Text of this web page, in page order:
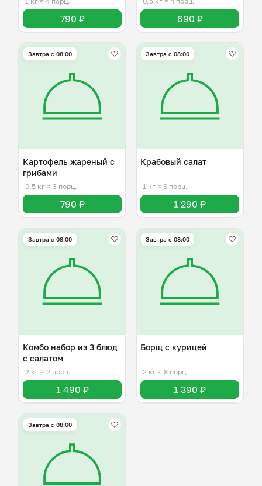
790 ₽ 690 ₽
Завтра c 08:00
Картофель жареный с
грибами
0,5 кг ≈ 3 порц.
790 ₽
Завтра c 08:00
Крабовый салат
1 кг ≈ 6 порц.
1 290 ₽
Завтра c 08:00
Комбо набор из 3 блюд
с салатом
2 кг ≈ 2 порц.
1 490 ₽
Завтра c 08:00
Борщ с курицей
2 кг ≈ 8 порц.
1 390 ₽
Завтра c 08:00